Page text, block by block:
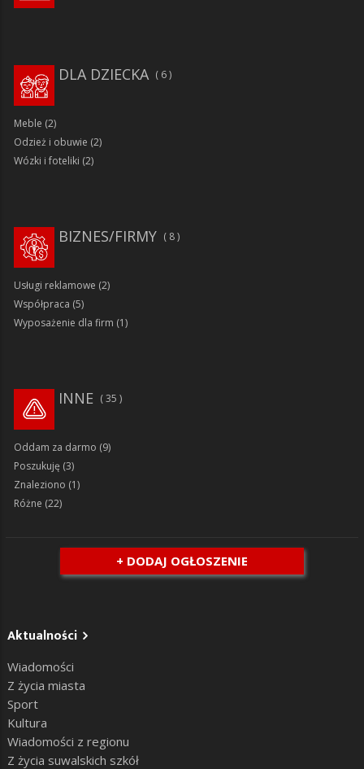
6
DLA DZIECKA
Meble (2)
Odzież i obuwie (2)
Wózki i foteliki (2)
8
BIZNES/FIRMY
Usługi reklamowe (2)
Współpraca (5)
Wyposażenie dla firm (1)
35
INNE
Oddam za darmo (9)
Poszukuję (3)
Znaleziono (1)
Różne (22)
+ DODAJ OGŁOSZENIE
Aktualności
Wiadomości
Z życia miasta
Sport
Kultura
Wiadomości z regionu
Z życia suwalskich szkół